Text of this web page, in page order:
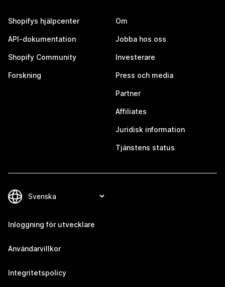
Shopifys hjälpcenter
API-dokumentation
Shopify Community
Forskning
Om
Jobba hos oss
Investerare
Press och media
Partner
Affiliates
Juridisk information
Tjänstens status
Inloggning för utvecklare
Användarvillkor
Integritetspolicy